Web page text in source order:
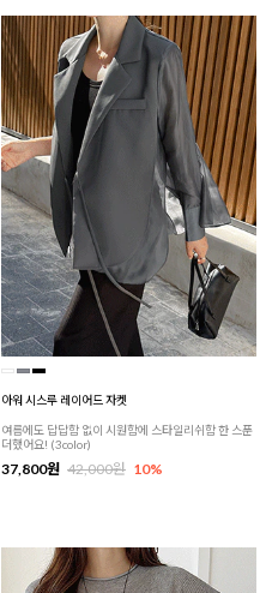
아워 시스루 레이어드 자켓
여름에도 답답함 없이 시원함에 스타일리쉬함 한 스푼
더했어요! (3color)
37,800원 42,000원 10%